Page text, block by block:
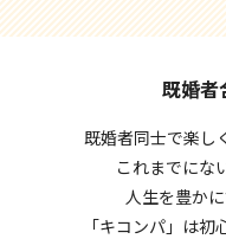
既婚者
既婚者同士で楽し
これまでにな
人生を豊か
「キコンパ」は初